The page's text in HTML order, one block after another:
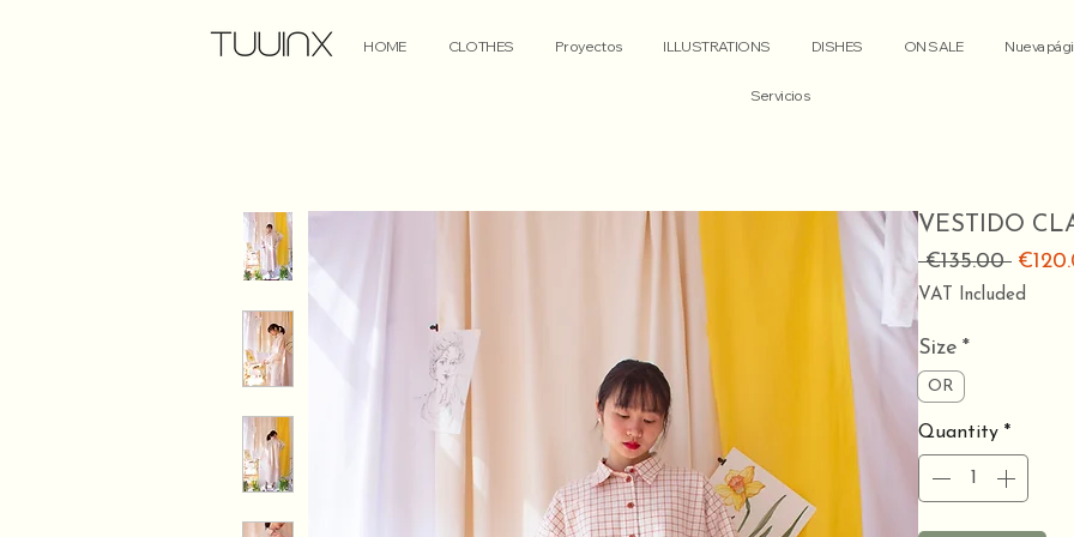
HOME CLOTHES Proyectos ILLUSTRATIONS DISHES ON SALE Nueva
Servicios
VESTIDO
€135.00
Price
VAT Included
Size *
OR
Quantity *